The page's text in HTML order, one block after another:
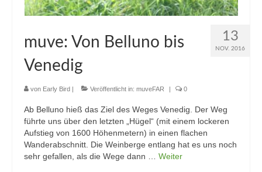
13
NOV. 2016
muve: Von Belluno bis
Venedig
von Early Bird Veröffentlicht in: muveFAR 0
Ab Belluno hieß das Ziel des Weges Venedig. Der Weg
führte uns über den letzten „Hügel“ (mit einem lockeren
Aufstieg von 1600 Höhenmetern) in einen flachen
Wanderabschnitt. Die Weinberge entlang hat es uns noch
sehr gefallen, als die Wege dann … Weiter